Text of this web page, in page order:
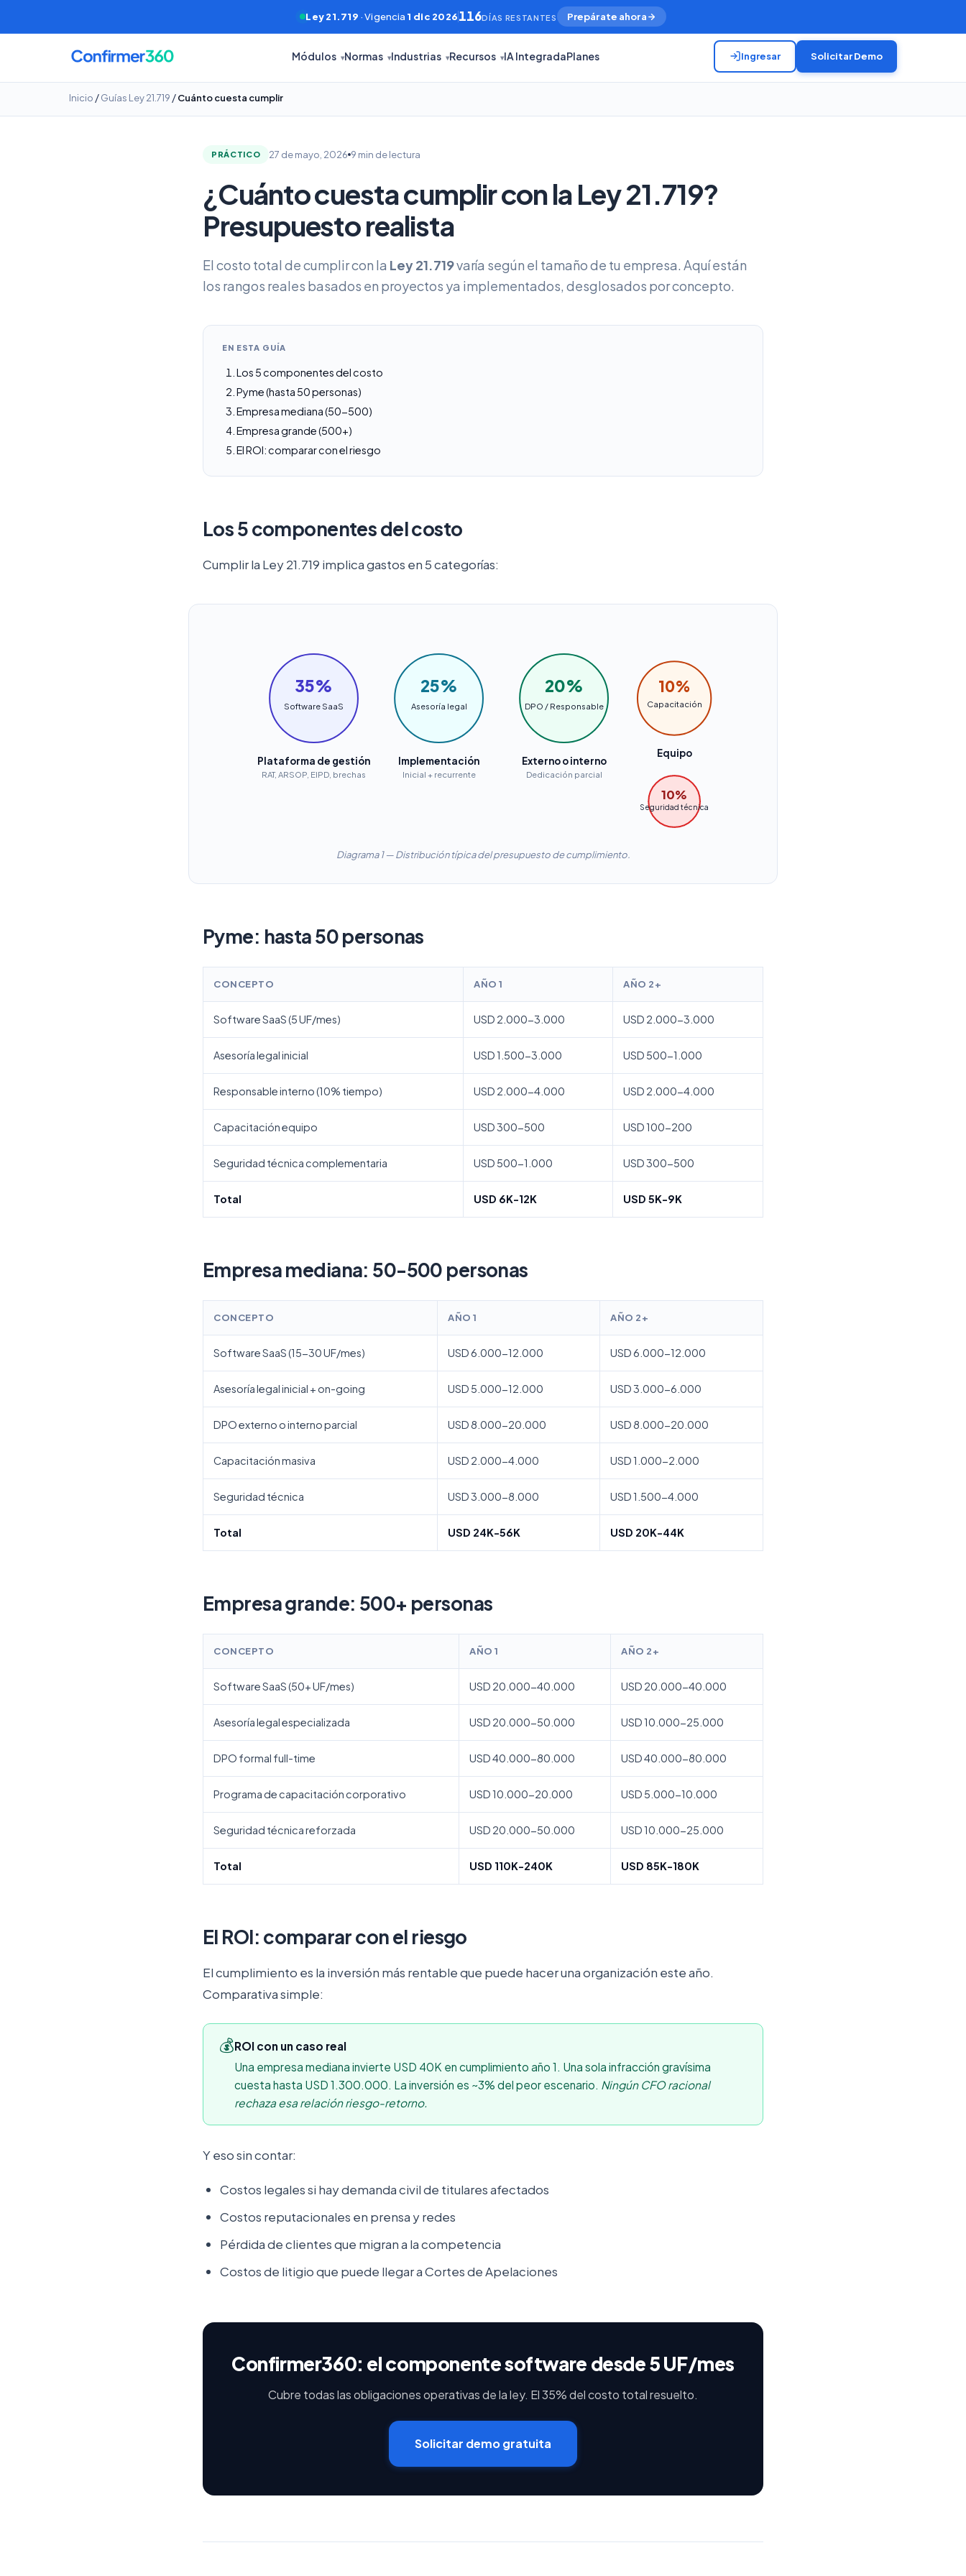
Ley 21.719 · Vigencia 1 dic 2026116DÍAS RESTANTES Prepárate ahora
Módulos ▾Normas ▾Industrias ▾Recursos ▾IA IntegradaPlanes Ingresar Solicitar Demo
Inicio /Guías Ley 21.719 /Cuánto cuesta cumplir
PRÁCTICO 27 de mayo, 2026 9 min de lectura
¿Cuánto cuesta cumplir con la Ley 21.719?
Presupuesto realista
El costo total de cumplir con la Ley 21.719varía según el tamaño de tu empresa. Aquí están
los rangos reales basados en proyectos ya implementados, desglosados por concepto.
EN ESTA GUÍA
Los 5 componentes del costo
Pyme (hasta 50 personas)
Empresa mediana (50-500)
Empresa grande (500+)
El ROI: comparar con el riesgo
Los 5 componentes del costo
Cumplir la Ley 21.719 implica gastos en 5 categorías:
35%
Software SaaS
Plataforma de gestión
RAT, ARSOP, EIPD, brechas
25%
Asesoría legal
Implementación
Inicial + recurrente
20%
DPO / Responsable
Externo o interno
Dedicación parcial
10%
Capacitación
Equipo
10%
Seguridad técnica
Diagrama 1 — Distribución típica del presupuesto de cumplimiento.
Pyme: hasta 50 personas
CONCEPTO AÑO 1 AÑO 2+
Software SaaS (5 UF/mes) USD 2.000-3.000 USD 2.000-3.000
Asesoría legal inicial USD 1.500-3.000 USD 500-1.000
Responsable interno (10% tiempo) USD 2.000-4.000 USD 2.000-4.000
Capacitación equipo USD 300-500 USD 100-200
Seguridad técnica complementaria USD 500-1.000 USD 300-500
Total USD 6K-12K USD 5K-9K
Empresa mediana: 50-500 personas
CONCEPTO AÑO 1 AÑO 2+
Software SaaS (15-30 UF/mes) USD 6.000-12.000 USD 6.000-12.000
Asesoría legal inicial + on-going USD 5.000-12.000 USD 3.000-6.000
DPO externo o interno parcial USD 8.000-20.000 USD 8.000-20.000
Capacitación masiva USD 2.000-4.000 USD 1.000-2.000
Seguridad técnica USD 3.000-8.000 USD 1.500-4.000
Total USD 24K-56K USD 20K-44K
Empresa grande: 500+ personas
CONCEPTO AÑO 1 AÑO 2+
Software SaaS (50+ UF/mes) USD 20.000-40.000 USD 20.000-40.000
Asesoría legal especializada USD 20.000-50.000 USD 10.000-25.000
DPO formal full-time USD 40.000-80.000 USD 40.000-80.000
Programa de capacitación corporativo USD 10.000-20.000 USD 5.000-10.000
Seguridad técnica reforzada USD 20.000-50.000 USD 10.000-25.000
Total USD 110K-240K USD 85K-180K
El ROI: comparar con el riesgo
El cumplimiento es la inversión más rentable que puede hacer una organización este año.
Comparativa simple:
💰ROI con un caso real
Una empresa mediana invierte USD 40K en cumplimiento año 1. Una sola infracción gravísima
cuesta hasta USD 1.300.000. La inversión es ~3% del peor escenario. Ningún CFO racional
rechaza esa relación riesgo-retorno.
Y eso sin contar:
Costos legales si hay demanda civil de titulares afectados
Costos reputacionales en prensa y redes
Pérdida de clientes que migran a la competencia
Costos de litigio que puede llegar a Cortes de Apelaciones
Confirmer360: el componente software desde 5 UF/mes
Cubre todas las obligaciones operativas de la ley. El 35% del costo total resuelto.
Solicitar demo gratuita